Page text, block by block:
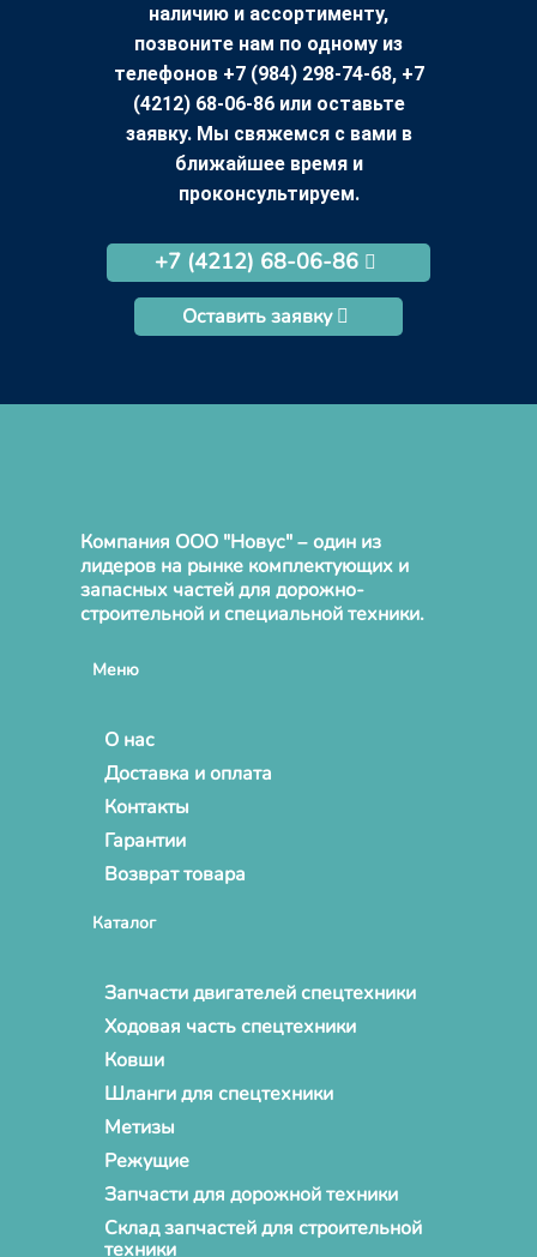
наличию и ассортименту,
позвоните нам по одному из
телефонов +7 (984) 298-74-68, +7
(4212) 68-06-86 или оставьте
заявку. Мы свяжемся с вами в
ближайшее время и
проконсультируем.
+7 (4212) 68-06-86
Оставить заявку
Компания ООО "Новус" – один из
лидеров на рынке комплектующих и
запасных частей для дорожно-
строительной и специальной техники.
Меню
О нас
Доставка и оплата
Контакты
Гарантии
Возврат товара
Каталог
Запчасти двигателей спецтехники
Ходовая часть спецтехники
Ковши
Шланги для спецтехники
Метизы
Режущие
Запчасти для дорожной техники
Склад запчастей для строительной
техники